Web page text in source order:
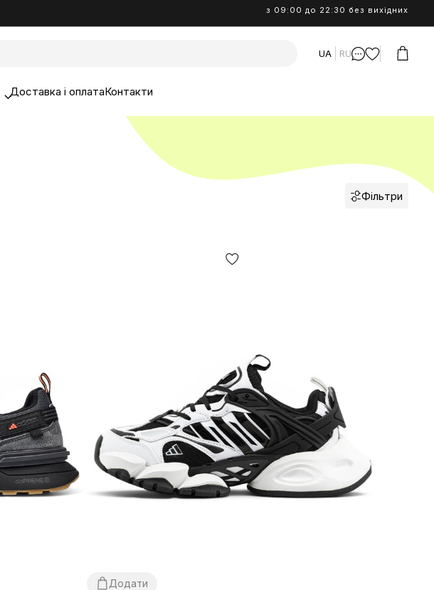
з 09:00 до 22:30 без вихідних
UA RU
Доставка і оплатаКонтакти
Фільтри
Додати